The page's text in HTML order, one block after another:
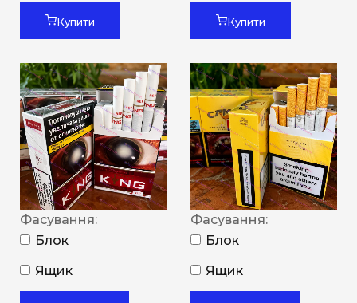
Купити Купити
Фасування:
Блок
Ящик
Фасування:
Блок
Ящик